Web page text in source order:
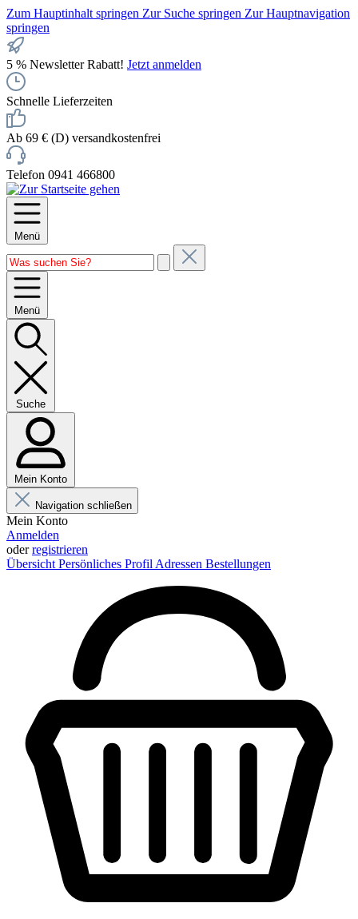
Zum Hauptinhalt springen Zur Suche springen Zur Hauptnavigation
springen
5 % Newsletter Rabatt! Jetzt anmelden
Schnelle Lieferzeiten
Ab 69 € (D) versandkostenfrei
Telefon 0941 466800
Menü
Menü
Suche
Mein Konto
Navigation schließen
Mein Konto
Anmelden
oderregistrieren
Übersicht Persönliches Profil Adressen Bestellungen